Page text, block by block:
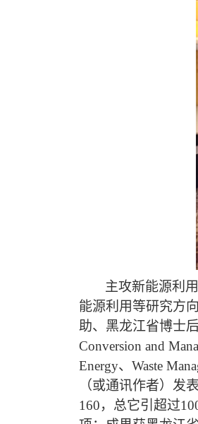
主攻新能源利
能源利用等研究方
助、 黑龙江省博士
Conversion and
Energy、 Waste
（或通讯作者）发
160，总它引超过